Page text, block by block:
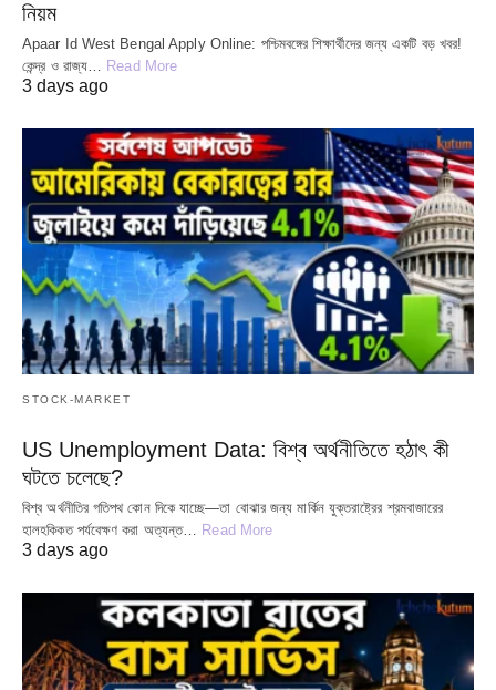
নিয়ম
Apaar Id West Bengal Apply Online: পশ্চিমবঙ্গের শিক্ষার্থীদের জন্য একটি বড় খবর!
কেন্দ্র ও রাজ্য… Read More
3 days ago
STOCK-MARKET
US Unemployment Data: বিশ্ব অর্থনীতিতে হঠাৎ কী
ঘটতে চলেছে?
বিশ্ব অর্থনীতির গতিপথ কোন দিকে যাচ্ছে—তা বোঝার জন্য মার্কিন যুক্তরাষ্ট্রের শ্রমবাজারের
হালহকিকত পর্যবেক্ষণ করা অত্যন্ত…
Read More
3 days ago